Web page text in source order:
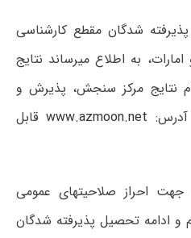
شدگان مقطع کارشناسی
به اطلاع میرساند نتایج
نتایج مرکز سنجش، پذیرش و
آدرس: www.azmoon.netقابل
جهت احراز صلاحیتهای عمومی
ادامه تحصیل پذیرفته شدگان